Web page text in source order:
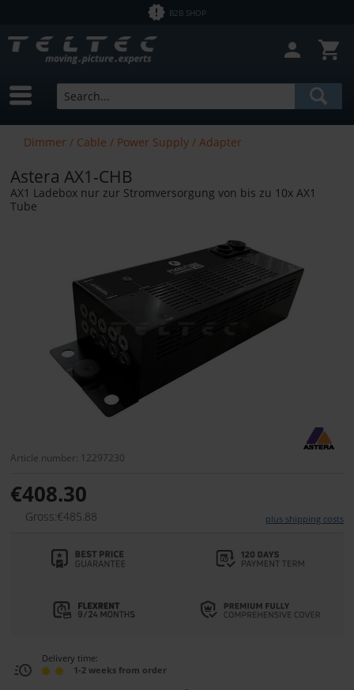
B2B SHOP
Dimmer / Cable / Power Supply / Adapter
Astera AX1-CHB
AX1 Ladebox nur zur Stromversorgung von bis zu 10x AX1
Tube
Article number: 12297230
€408.30
Gross:€485.88 plus shipping costs
Delivery time:
1-2 weeks from order